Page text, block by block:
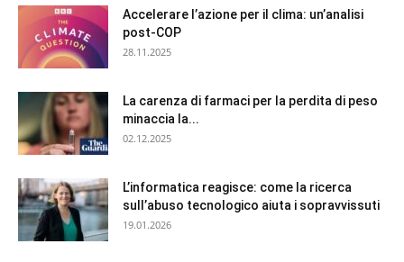
Accelerare l’azione per il clima: un’analisi
post-COP
28.11.2025
La carenza di farmaci per la perdita di peso
minaccia la...
02.12.2025
L’informatica reagisce: come la ricerca
sull’abuso tecnologico aiuta i sopravvissuti
19.01.2026